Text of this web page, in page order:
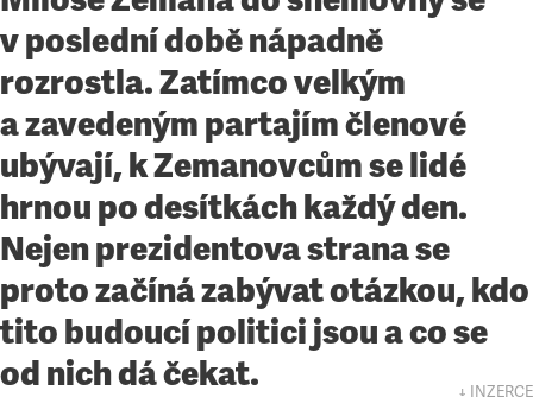
v poslední době nápadně
rozrostla. Zatímco velkým
a zavedeným partajím členové
ubývají, k Zemanovcům se lidé
hrnou po desítkách každý den.
Nejen prezidentova strana se
proto začíná zabývat otázkou, kdo
tito budoucí politici jsou a co se
od nich dá čekat.
↓ INZERCE